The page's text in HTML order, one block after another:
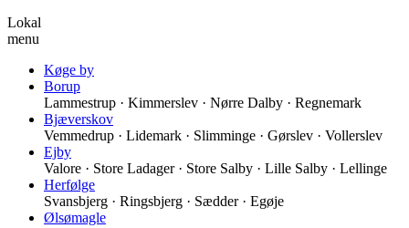
Lokal
menu
Køge by
Borup
Lammestrup · Kimmerslev · Nørre Dalby · Regnemark
Bjæverskov
Vemmedrup · Lidemark · Slimminge · Gørslev · Vollerslev
Ejby
Valore · Store Ladager · Store Salby · Lille Salby · Lellinge
Herfølge
Svansbjerg · Ringsbjerg · Sædder · Egøje
Ølsømagle